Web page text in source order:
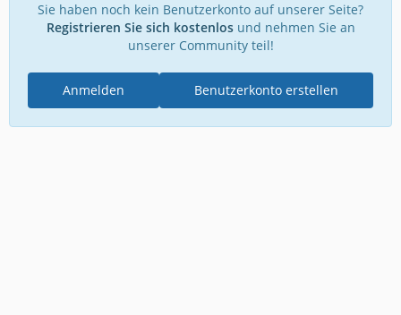
Sie haben noch kein Benutzerkonto auf unserer Seite?
Registrieren Sie sich kostenlosund nehmen Sie an
unserer Community teil!
Benutzerkonto erstellen
Anmelden